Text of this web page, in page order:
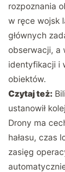
rozpoznania
w ręce wojsk
głównych
obserwacji, a
identyfikacji i
obiektów.
Czytaj też:
ustanowił
Drony ma
hałasu, czas
zasięg